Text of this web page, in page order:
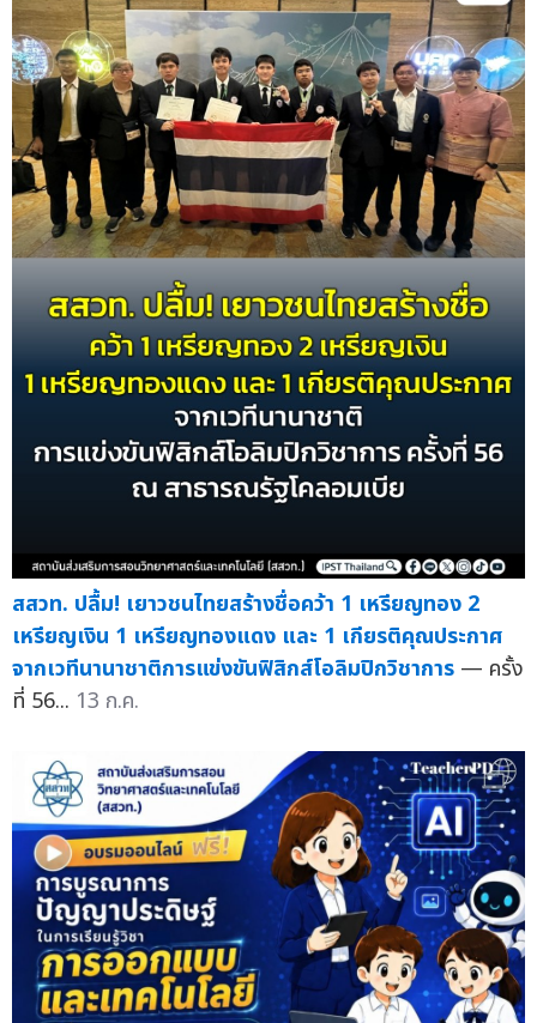
สสวท. ปลื้ม! เยาวชนไทยสร้างชื่อคว้า 1 เหรียญทอง 2
เหรียญเงิน 1 เหรียญทองแดง และ 1 เกียรติคุณประกาศ
จากเวทีนานาชาติการแข่งขันฟิสิกส์โอลิมปิกวิชาการ — ครั้ง
ที่ 56... 13 ก.ค.